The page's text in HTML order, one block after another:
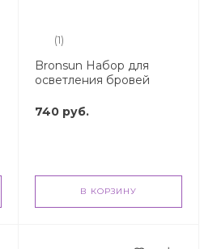
(1)
Bronsun Набор для
осветления бровей
740 руб.
В КОРЗИНУ